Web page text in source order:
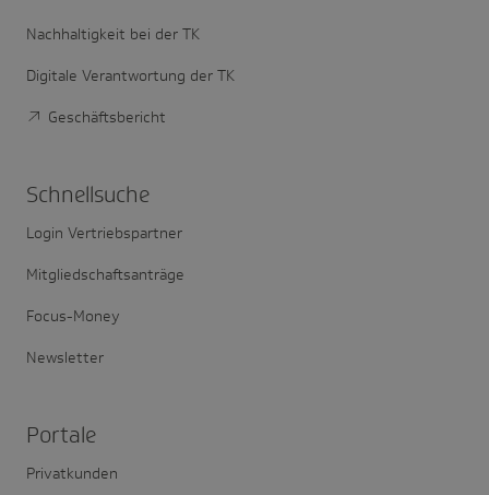
Nachhaltigkeit bei der TK
Digitale Verantwortung der TK
Geschäftsbericht
Schnell­suche
Login Vertriebspartner
Mitgliedschaftsanträge
Focus-Money
Newsletter
Portale
Privatkunden